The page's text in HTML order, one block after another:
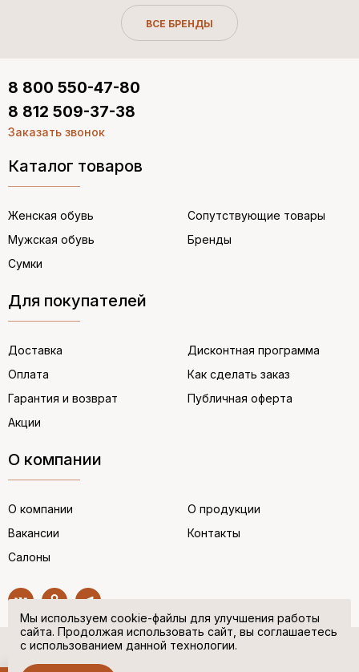
ВСЕ БРЕНДЫ
Каталог товаров
Женская обувь
Мужская обувь
Сумки
Сопутствующие товары
Бренды
Для покупателей
Доставка
Оплата
Гарантия и возврат
Акции
Дисконтная программа
Как сделать заказ
Публичная оферта
О компании
О компании
Вакансии
Салоны
О продукции
Контакты
8 800 550-47-80
8 812 509-37-38
Заказать звонок
© “НЕМЕЦКАЯ ОБУВЬ” 2017. Все права защищены.
Мы используем cookie-файлы для улучшения работы
сайта. Продолжая использовать сайт, вы соглашаетесь
с использованием данной технологии.